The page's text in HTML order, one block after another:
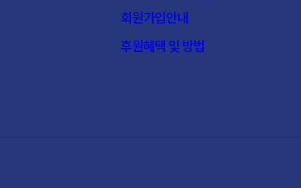
회원가입안내
후원혜택 및 방법